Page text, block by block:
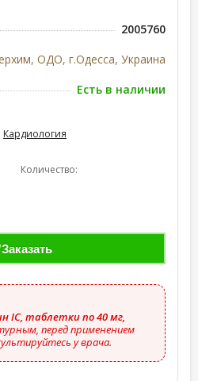
2005760
ОДО, г.Одесса, Украина
Есть в наличии
Кардиология
Количество:
Заказать
IC, таблетки по 40 мг,
перед применением
у врача.